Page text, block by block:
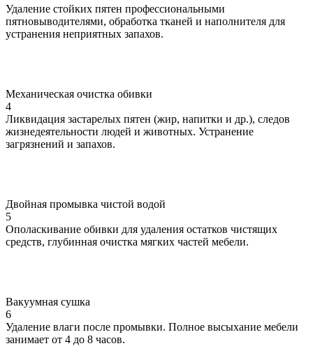
Удаление стойких пятен профессиональными
пятновыводителями, обработка тканей и наполнителя для
устранения неприятных запахов.
Механическая очистка обивки
4
Ликвидация застарелых пятен (жир, напитки и др.), следов
жизнедеятельности людей и животных. Устранение
загрязнений и запахов.
Двойная промывка чистой водой
5
Ополаскивание обивки для удаления остатков чистящих
средств, глубинная очистка мягких частей мебели.
Вакуумная сушка
6
Удаление влаги после промывки. Полное высыхание мебели
занимает от 4 до 8 часов.